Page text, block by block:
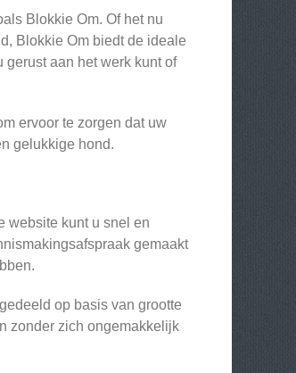
Blokkie Om. Of het nu
Blokkie Om biedt de ideale
aan het werk kunt of
ervoor te zorgen dat uw
gelukkige hond.
website kunt u snel en
gemaakt
op basis van grootte
zonder zich ongemakkelijk